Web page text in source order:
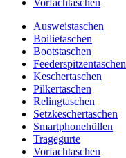
Ausweistaschen
Boilietaschen
Bootstaschen
Feederspitzentaschen
Keschertaschen
Pilkertaschen
Relingtaschen
Setzkeschertaschen
Smartphonehüllen
Tragegurte
Vorfachtaschen